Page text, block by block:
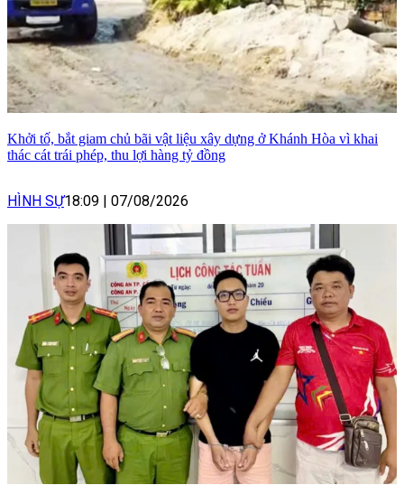
Khởi tố, bắt giam chủ bãi vật liệu xây dựng ở Khánh Hòa vì khai
thác cát trái phép, thu lợi hàng tỷ đồng
HÌNH SỰ18:09 07/08/2026